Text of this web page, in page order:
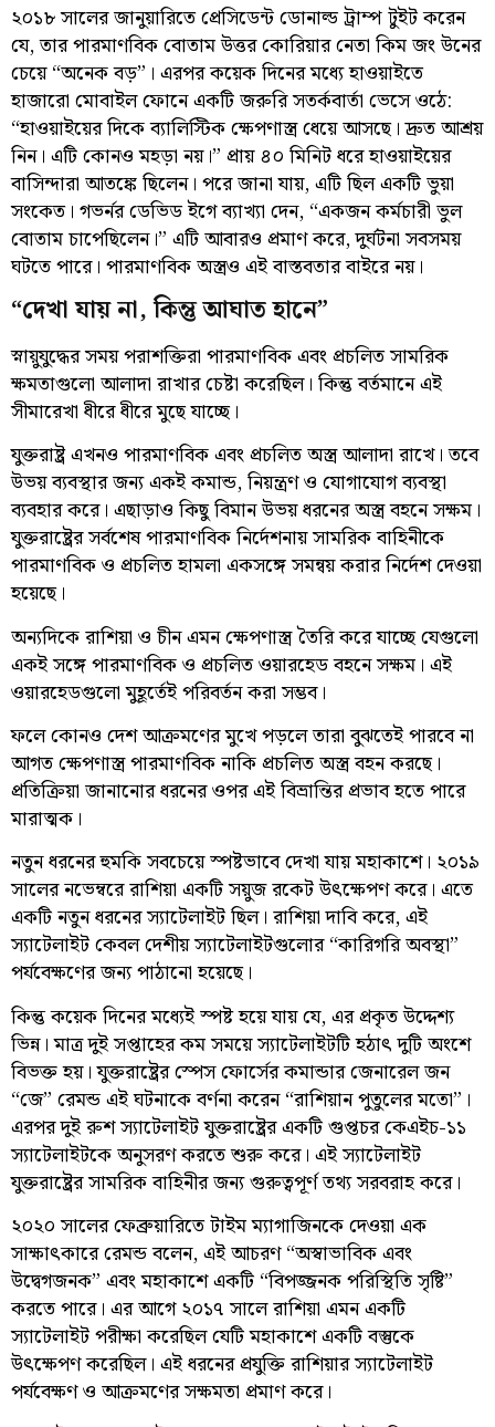
২০১৮ সালের জানুয়ারিতে প্রেসিডেন্ট ডোনাল্ড ট্রাম্প টুইট করেন
যে, তার পারমাণবিক বোতাম উত্তর কোরিয়ার নেতা কিম জং উনের
চেয়ে “অনেক বড়”। এরপর কয়েক দিনের মধ্যে হাওয়াইতে
হাজারো মোবাইল ফোনে একটি জরুরি সতর্কবার্তা ভেসে ওঠে:
“হাওয়াইয়ের দিকে ব্যালিস্টিক ক্ষেপণাস্ত্র ধেয়ে আসছে। দ্রুত আশ্রয়
নিন। এটি কোনও মহড়া নয়।” প্রায় ৪০ মিনিট ধরে হাওয়াইয়ের
বাসিন্দারা আতঙ্কে ছিলেন। পরে জানা যায়, এটি ছিল একটি ভুয়া
সংকেত। গভর্নর ডেভিড ইগে ব্যাখ্যা দেন, “একজন কর্মচারী ভুল
বোতাম চাপেছিলেন।” এটি আবারও প্রমাণ করে, দুর্ঘটনা সবসময়
ঘটতে পারে। পারমাণবিক অস্ত্রও এই বাস্তবতার বাইরে নয়।
“দেখা যায় না, কিন্তু আঘাত হানে”
স্নায়ুযুদ্ধের সময় পরাশক্তিরা পারমাণবিক এবং প্রচলিত সামরিক
ক্ষমতাগুলো আলাদা রাখার চেষ্টা করেছিল। কিন্তু বর্তমানে এই
সীমারেখা ধীরে ধীরে মুছে যাচ্ছে।
যুক্তরাষ্ট্র এখনও পারমাণবিক এবং প্রচলিত অস্ত্র আলাদা রাখে। তবে
উভয় ব্যবস্থার জন্য একই কমান্ড, নিয়ন্ত্রণ ও যোগাযোগ ব্যবস্থা
ব্যবহার করে। এছাড়াও কিছু বিমান উভয় ধরনের অস্ত্র বহনে সক্ষম।
যুক্তরাষ্ট্রের সর্বশেষ পারমাণবিক নির্দেশনায় সামরিক বাহিনীকে
পারমাণবিক ও প্রচলিত হামলা একসঙ্গে সমন্বয় করার নির্দেশ দেওয়া
হয়েছে।
অন্যদিকে রাশিয়া ও চীন এমন ক্ষেপণাস্ত্র তৈরি করে যাচ্ছে যেগুলো
একই সঙ্গে পারমাণবিক ও প্রচলিত ওয়ারহেড বহনে সক্ষম। এই
ওয়ারহেডগুলো মুহূর্তেই পরিবর্তন করা সম্ভব।
ফলে কোনও দেশ আক্রমণের মুখে পড়লে তারা বুঝতেই পারবে না
আগত ক্ষেপণাস্ত্র পারমাণবিক নাকি প্রচলিত অস্ত্র বহন করছে।
প্রতিক্রিয়া জানানোর ধরনের ওপর এই বিভ্রান্তির প্রভাব হতে পারে
মারাত্মক।
নতুন ধরনের হুমকি সবচেয়ে স্পষ্টভাবে দেখা যায় মহাকাশে। ২০১৯
সালের নভেম্বরে রাশিয়া একটি সয়ুজ রকেট উৎক্ষেপণ করে। এতে
একটি নতুন ধরনের স্যাটেলাইট ছিল। রাশিয়া দাবি করে, এই
স্যাটেলাইট কেবল দেশীয় স্যাটেলাইটগুলোর “কারিগরি অবস্থা”
পর্যবেক্ষণের জন্য পাঠানো হয়েছে।
কিন্তু কয়েক দিনের মধ্যেই স্পষ্ট হয়ে যায় যে, এর প্রকৃত উদ্দেশ্য
ভিন্ন। মাত্র দুই সপ্তাহের কম সময়ে স্যাটেলাইটটি হঠাৎ দুটি অংশে
বিভক্ত হয়। যুক্তরাষ্ট্রের স্পেস ফোর্সের কমান্ডার জেনারেল জন
“জে” রেমন্ড এই ঘটনাকে বর্ণনা করেন “রাশিয়ান পুতুলের মতো”।
এরপর দুই রুশ স্যাটেলাইট যুক্তরাষ্ট্রের একটি গুপ্তচর কেএইচ-১১
স্যাটেলাইটকে অনুসরণ করতে শুরু করে। এই স্যাটেলাইট
যুক্তরাষ্ট্রের সামরিক বাহিনীর জন্য গুরুত্বপূর্ণ তথ্য সরবরাহ করে।
২০২০ সালের ফেব্রুয়ারিতে টাইম ম্যাগাজিনকে দেওয়া এক
সাক্ষাৎকারে রেমন্ড বলেন, এই আচরণ “অস্বাভাবিক এবং
উদ্বেগজনক” এবং মহাকাশে একটি “বিপজ্জনক পরিস্থিতি সৃষ্টি”
করতে পারে। এর আগে ২০১৭ সালে রাশিয়া এমন একটি
স্যাটেলাইট পরীক্ষা করেছিল যেটি মহাকাশে একটি বস্তুকে
উৎক্ষেপণ করেছিল। এই ধরনের প্রযুক্তি রাশিয়ার স্যাটেলাইট
পর্যবেক্ষণ ও আক্রমণের সক্ষমতা প্রমাণ করে।